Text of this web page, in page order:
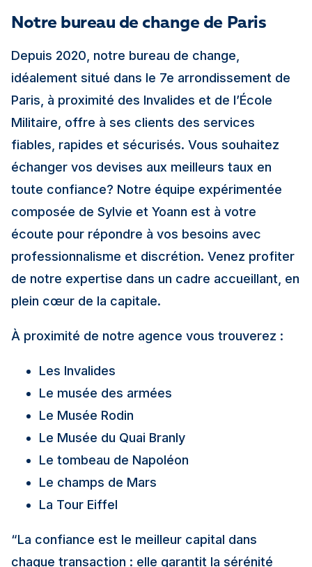
Notre bureau de change de Paris
Depuis 2020, notre bureau de change,
idéalement situé dans le 7e arrondissement de
Paris, à proximité des Invalides et de l’École
Militaire, offre à ses clients des services
fiables, rapides et sécurisés. Vous souhaitez
échanger vos devises aux meilleurs taux en
toute confiance? Notre équipe expérimentée
composée de Sylvie et Yoann est à votre
écoute pour répondre à vos besoins avec
professionnalisme et discrétion. Venez profiter
de notre expertise dans un cadre accueillant, en
plein cœur de la capitale.
À proximité de notre agence vous trouverez :
Les Invalides
Le musée des armées
Le Musée Rodin
Le Musée du Quai Branly
Le tombeau de Napoléon
Le champs de Mars
La Tour Eiffel
“La confiance est le meilleur capital dans
chaque transaction : elle garantit la sérénité